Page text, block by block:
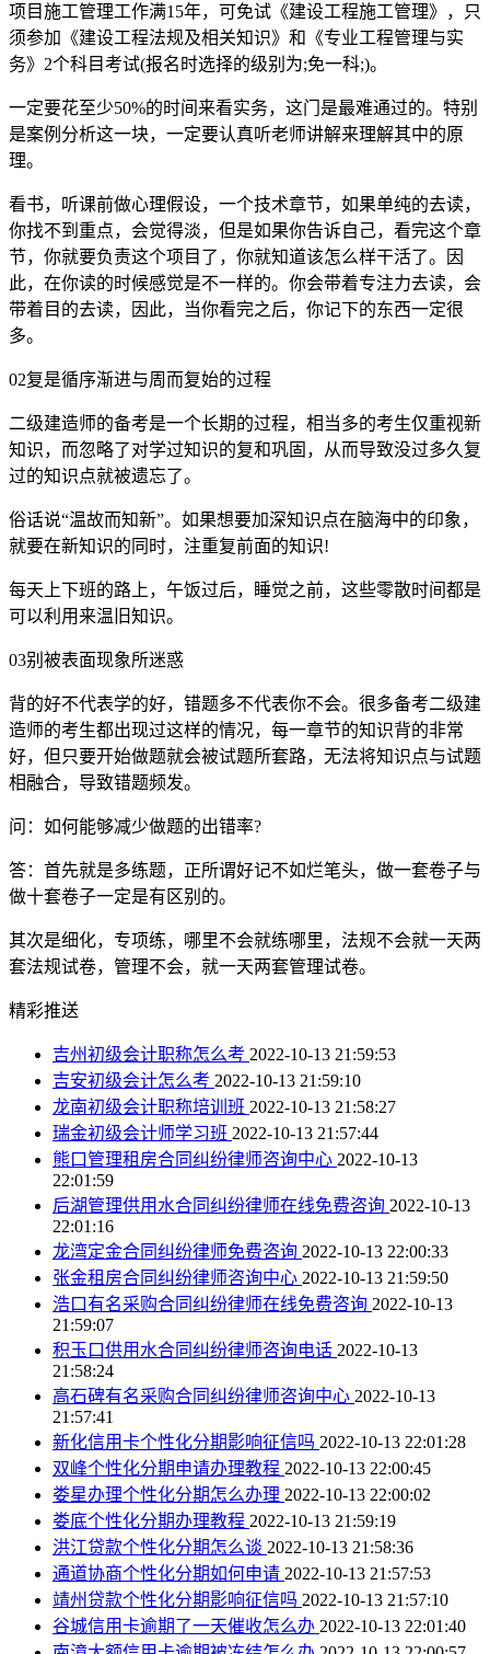
项目施工管理工作满15年，可免试《建设工程施工管理》，只
须参加《建设工程法规及相关知识》和《专业工程管理与实
务》2个科目考试(报名时选择的级别为;免一科;)。
一定要花至少50%的时间来看实务，这门是最难通过的。特别
是案例分析这一块，一定要认真听老师讲解来理解其中的原
理。
看书，听课前做心理假设，一个技术章节，如果单纯的去读，
你找不到重点，会觉得淡，但是如果你告诉自己，看完这个章
节，你就要负责这个项目了，你就知道该怎么样干活了。因
此，在你读的时候感觉是不一样的。你会带着专注力去读，会
带着目的去读，因此，当你看完之后，你记下的东西一定很
多。
02复是循序渐进与周而复始的过程
二级建造师的备考是一个长期的过程，相当多的考生仅重视新
知识，而忽略了对学过知识的复和巩固，从而导致没过多久复
过的知识点就被遗忘了。
俗话说“温故而知新”。如果想要加深知识点在脑海中的印象，
就要在新知识的同时，注重复前面的知识!
每天上下班的路上，午饭过后，睡觉之前，这些零散时间都是
可以利用来温旧知识。
03别被表面现象所迷惑
背的好不代表学的好，错题多不代表你不会。很多备考二级建
造师的考生都出现过这样的情况，每一章节的知识背的非常
好，但只要开始做题就会被试题所套路，无法将知识点与试题
相融合，导致错题频发。
问：如何能够减少做题的出错率?
答：首先就是多练题，正所谓好记不如烂笔头，做一套卷子与
做十套卷子一定是有区别的。
其次是细化，专项练，哪里不会就练哪里，法规不会就一天两
套法规试卷，管理不会，就一天两套管理试卷。
精彩推送
吉州初级会计职称怎么考 2022-10-13 21:59:53
吉安初级会计怎么考 2022-10-13 21:59:10
龙南初级会计职称培训班 2022-10-13 21:58:27
瑞金初级会计师学习班 2022-10-13 21:57:44
熊口管理租房合同纠纷律师咨询中心 2022-10-13
22:01:59
后湖管理供用水合同纠纷律师在线免费咨询 2022-10-13
22:01:16
龙湾定金合同纠纷律师免费咨询 2022-10-13 22:00:33
张金租房合同纠纷律师咨询中心 2022-10-13 21:59:50
浩口有名采购合同纠纷律师在线免费咨询 2022-10-13
21:59:07
积玉口供用水合同纠纷律师咨询电话 2022-10-13
21:58:24
高石碑有名采购合同纠纷律师咨询中心 2022-10-13
21:57:41
新化信用卡个性化分期影响征信吗 2022-10-13 22:01:28
双峰个性化分期申请办理教程 2022-10-13 22:00:45
娄星办理个性化分期怎么办理 2022-10-13 22:00:02
娄底个性化分期办理教程 2022-10-13 21:59:19
洪江贷款个性化分期怎么谈 2022-10-13 21:58:36
通道协商个性化分期如何申请 2022-10-13 21:57:53
靖州贷款个性化分期影响征信吗 2022-10-13 21:57:10
谷城信用卡逾期了一天催收怎么办 2022-10-13 22:01:40